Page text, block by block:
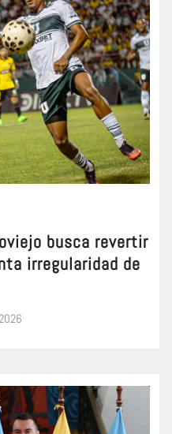
busca revertir
irregularidad de